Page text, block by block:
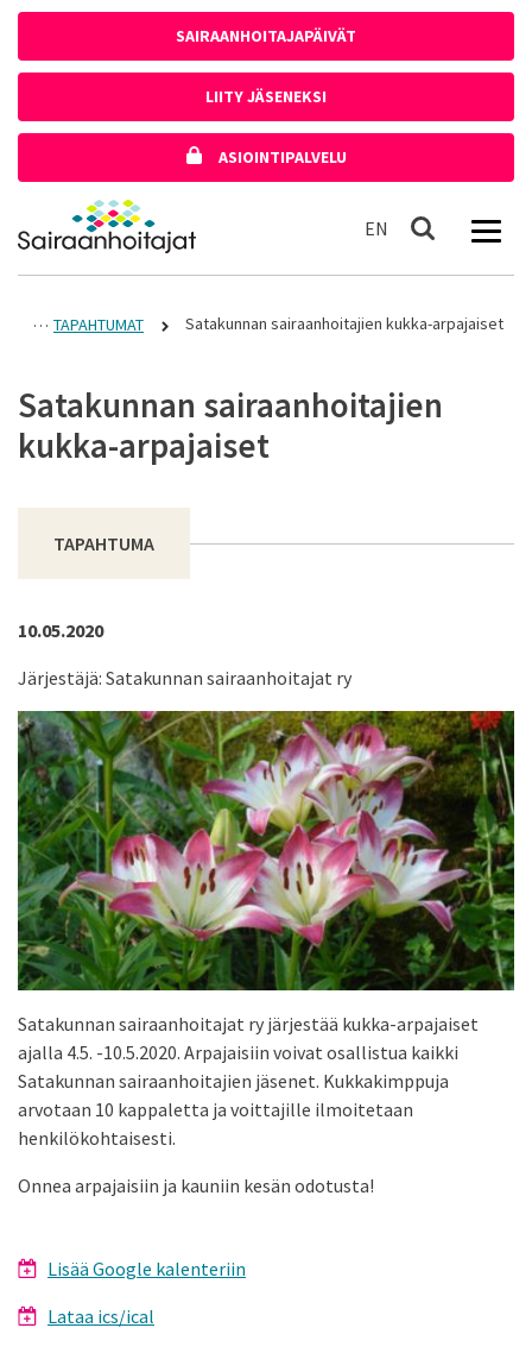
SAIRAANHOITAJAPÄIVÄT
LIITY JÄSENEKSI
ASIOINTIPALVELU
Etusivulle
EN In English
Haku
TAPAHTUMAT Satakunnan sairaanhoitajien kukka-arpajaiset
Satakunnan sairaanhoitajien
kukka-arpajaiset
TAPAHTUMA
10.05.2020
Järjestäjä: Satakunnan sairaanhoitajat ry
Satakunnan sairaanhoitajat ry järjestää kukka-arpajaiset
ajalla 4.5. -10.5.2020. Arpajaisiin voivat osallistua kaikki
Satakunnan sairaanhoitajien jäsenet. Kukkakimppuja
arvotaan 10 kappaletta ja voittajille ilmoitetaan
henkilökohtaisesti.
Onnea arpajaisiin ja kauniin kesän odotusta!
Lisää Google kalenteriin
Lataa ics/ical